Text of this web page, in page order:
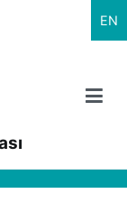
EN